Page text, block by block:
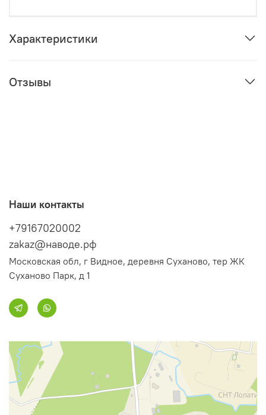
Характеристики
Отзывы
Наши контакты
+79167020002
zakaz@наводе.рф
Московская обл, г Видное, деревня Суханово, тер ЖК
Суханово Парк, д 1